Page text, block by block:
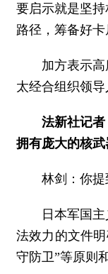
要启示就是坚
路径，筹备好
加方表示
太经合组织领
法新社记
拥有庞大的核
林剑：你
日本军国
法效力的文件
守防卫”等原则